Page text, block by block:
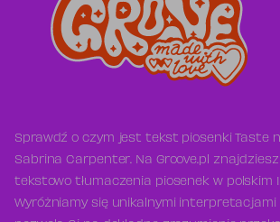
Sprawdź o czym jest tekst piosenki Taste
Sabrina Carpenter. Na Groove.pl
tekstowo tłumaczenia piosenek w polskim
Wyróżniamy się unikalnymi